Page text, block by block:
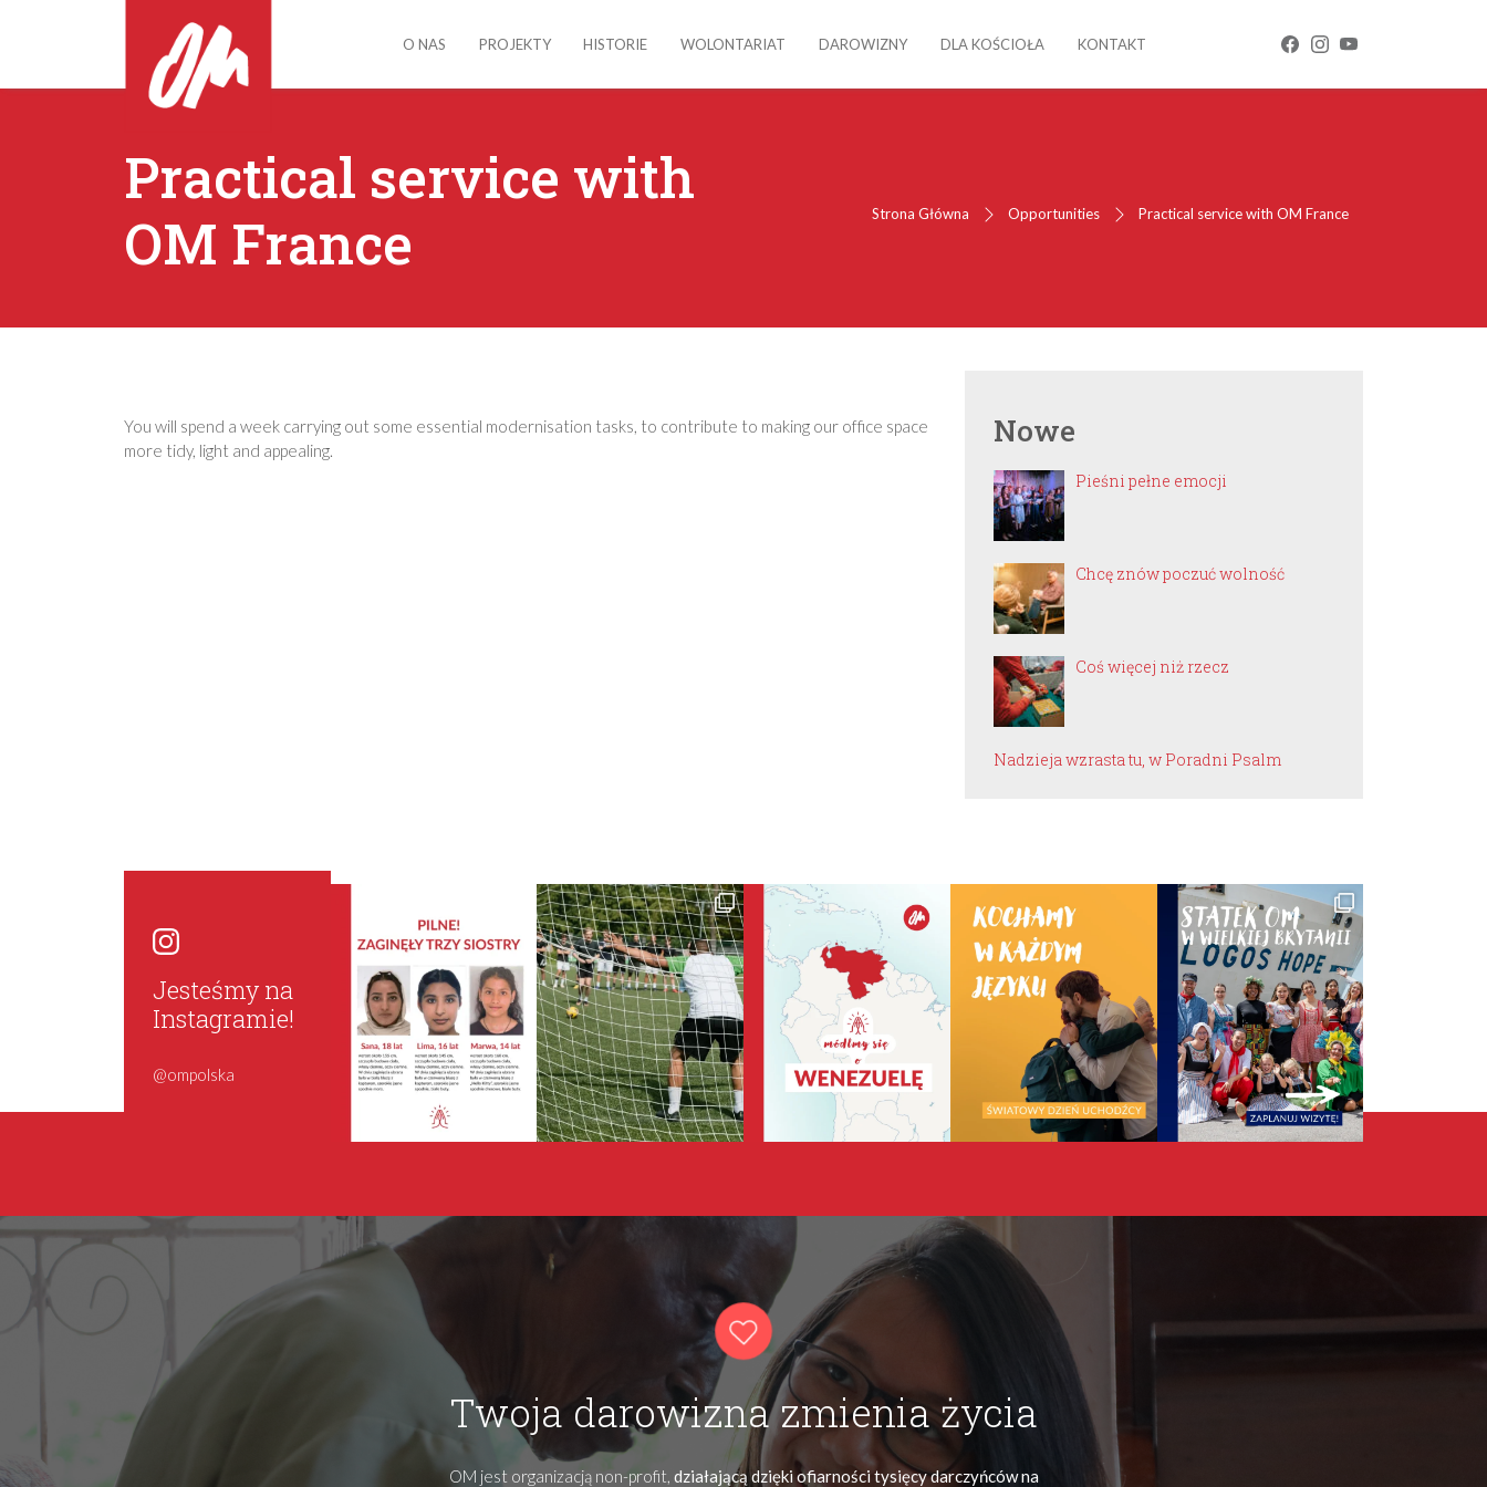
O NAS PROJEKTY HISTORIE WOLONTARIAT DAROWIZNY DLA KOŚCIOŁA KONTAKT
Practical service with
OM France
Strona Główna Opportunities Practical service with OM France
You will spend a week carrying out some essential modernisation tasks, to contribute to making our office space
more tidy, light and appealing.
Nowe
Pieśni pełne emocji
Chcę znów poczuć wolność
Coś więcej niż rzecz
Nadzieja wzrasta tu, w Poradni Psalm
Jesteśmy na
Instagramie!
@ompolska
Twoja darowizna zmienia życia
OM jest organizacją non-profit, działającą dzięki ofiarności tysięcy darczyńców na